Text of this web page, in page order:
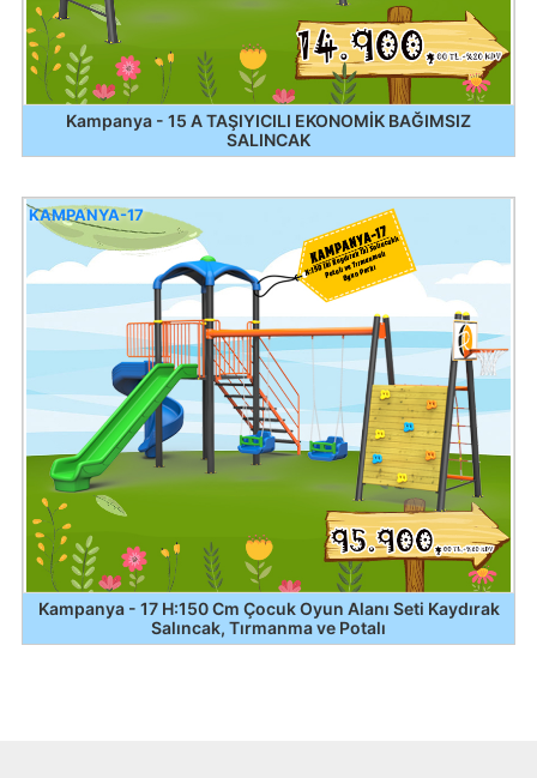
Kampanya - 15 A TAŞIYICILI EKONOMİK BAĞIMSIZ
SALINCAK
Kampanya - 17 H:150 Cm Çocuk Oyun Alanı Seti Kaydırak
Salıncak, Tırmanma ve Potalı
KAMPANYA-17